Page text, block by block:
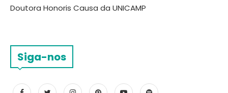
Doutora Honoris Causa da UNICAMP
Siga-nos